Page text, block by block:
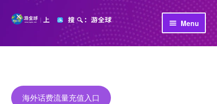
Skip
Skip
Menu
首页
公司介绍
海外话费流量充值入口